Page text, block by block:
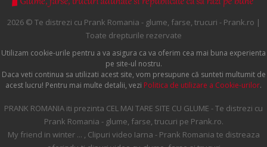
2026 © Te distrezi cu Prank Romania - glume, farse, trucuri - Prank.ro |
Toate drepturile rezervate
Utilizam cookie-urile pentru a va asigura ca va oferim cea mai buna experienta
pe site-ul nostru.
Daca veti continua sa utilizati acest site, vom presupune că sunteti multumit de
acest lucru! Pentru mai multe detalii, vezi Politica de utilizare a Cookie-urilor.
PRANK ROMANIA iti prezinta CEL MAI TARE SITE CU GLUME - Te distrezi cu
Prank Romania - glume, farse, trucuri pe Prank.ro.
My friend in winter ... , Clipuri video Iarna - Prank Romania te distreaza